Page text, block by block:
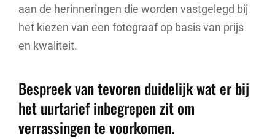
aan de herinneringen die worden vastgelegd bij
het kiezen van een fotograaf op basis van prijs
en kwaliteit.
Bespreek van tevoren duidelijk wat er bij
het uurtarief inbegrepen zit om
verrassingen te voorkomen.